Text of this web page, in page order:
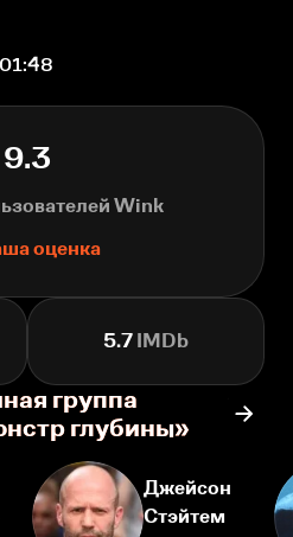
9.3
Wink
оценка
5.7 IMDb
группа
глубины»
Джейсон
Стэйтем